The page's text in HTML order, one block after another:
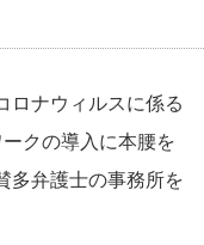
ロナウィルスに係る
クの導入に本腰を
多弁護士の事務所を